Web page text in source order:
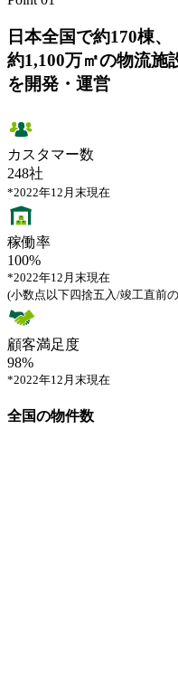
日本全国で約170棟、
約1,100万㎡の物流施
を開発・運営
カスタマー数
248社
*2022年12月末現在
稼働率
100%
*2022年12月末現在
(小数点以下四捨五入/竣工直前
顧客満足度
98%
*2022年12月末現在
全国の物件数